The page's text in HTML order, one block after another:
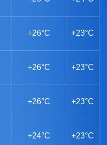
+26°C +23°C
+26°C +23°C
+26°C +23°C
+24°C +23°C